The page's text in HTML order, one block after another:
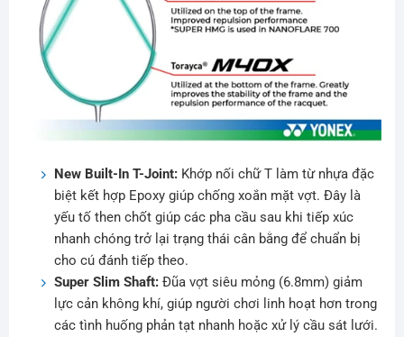
New Built-In T-Joint:Khớp nối chữ T làm từ nhựa đặc
biệt kết hợp Epoxy giúp chống xoắn mặt vợt. Đây là
yếu tố then chốt giúp các pha cầu sau khi tiếp xúc
nhanh chóng trở lại trạng thái cân bằng để chuẩn bị
cho cú đánh tiếp theo.
Super Slim Shaft:Đũa vợt siêu mỏng (6.8mm) giảm
lực cản không khí, giúp người chơi linh hoạt hơn trong
các tình huống phản tạt nhanh hoặc xử lý cầu sát lưới.